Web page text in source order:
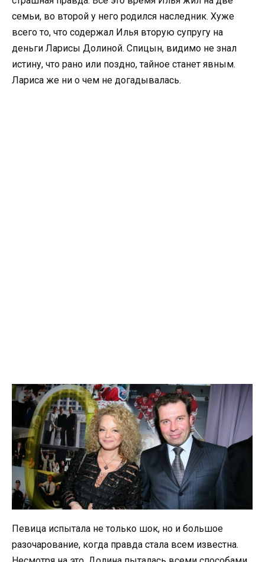
семьи, во второй у него родился наследник. Хуже
всего то, что содержал Илья вторую супругу на
деньги Ларисы Долиной. Спицын, видимо не знал
истину, что рано или поздно, тайное станет явным.
Лариса же ни о чем не догадывалась.
Певица испытала не только шок, но и большое
разочарование, когда правда стала всем известна.